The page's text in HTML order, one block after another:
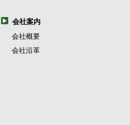
会社案内
会社概要
会社沿革